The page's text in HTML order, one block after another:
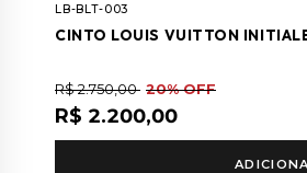
LB-BLT-003
CINTO LOUIS VUITTON
R$ 2.750,00 20% OFF
R$ 2.200,00